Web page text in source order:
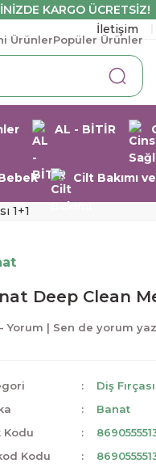
KARGO ÜCRETSİZ!
İletişim
ÜrünlerPopüler Ürünler
AL - BİTİR
Cilt Bakımı
1+1
Deep Clean
Yorum | Sen de yorum yaz
Diş Fırçası
Banat
Kodu
Kodu